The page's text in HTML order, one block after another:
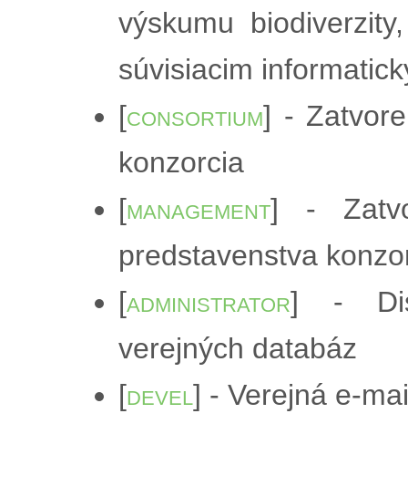
výskumu
súvisiacim
[consortium] -
konzorcia
[management] -
predstavenstva
[administrator] -
verejných databáz
[devel] - Verejná e-